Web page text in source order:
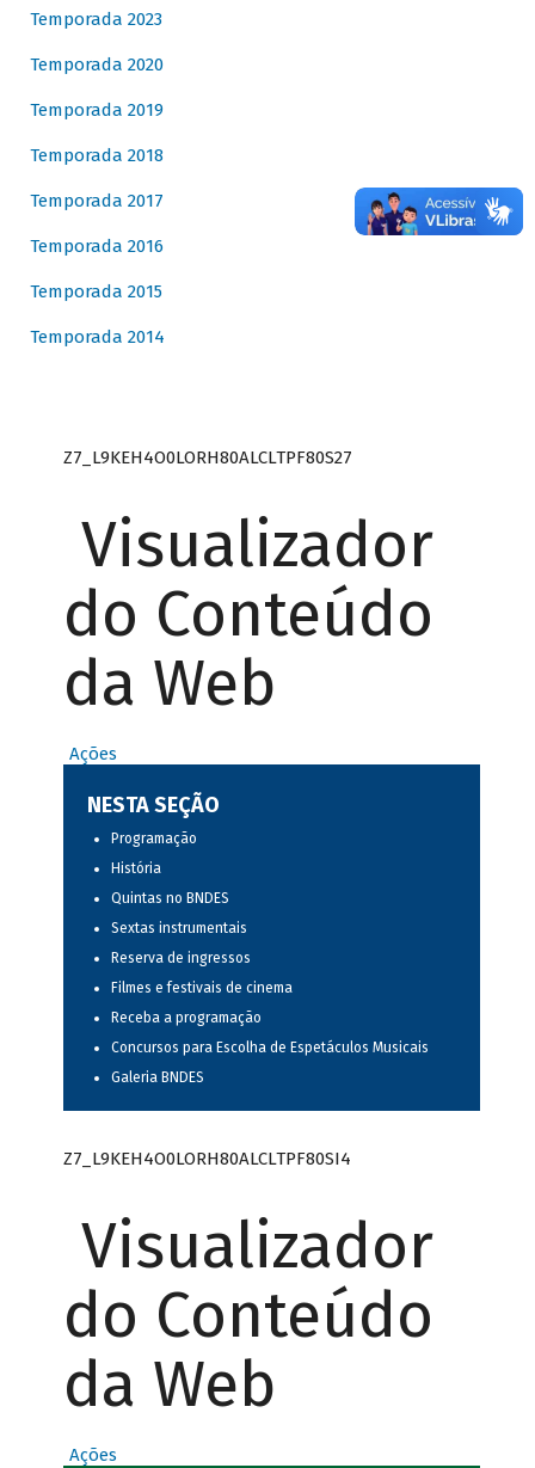
Temporada 2023
Temporada 2020
Temporada 2019
Temporada 2018
Temporada 2017
Temporada 2016
Temporada 2015
Temporada 2014
Z7_L9KEH4O0LORH80ALCLTPF80S27
Visualizador
do Conteúdo
da Web
Ações
NESTA SEÇÃO
Programação
História
Quintas no BNDES
Sextas instrumentais
Reserva de ingressos
Filmes e festivais de cinema
Receba a programação
Concursos para Escolha de Espetáculos Musicais
Galeria BNDES
Z7_L9KEH4O0LORH80ALCLTPF80SI4
Visualizador
do Conteúdo
da Web
Ações